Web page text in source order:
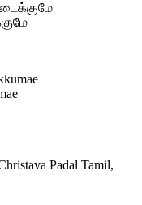
Padal Tamil,